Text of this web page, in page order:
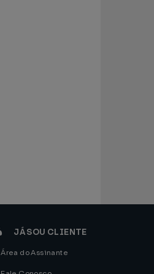
JÁ SOU CLIENTE
Área do Assinante